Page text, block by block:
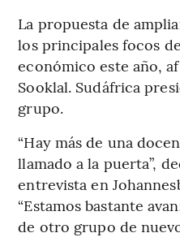
La propuesta de
los principales focos
económico este año,
Sooklal. Sudáfrica
grupo.
“Hay más de una
llamado a la puerta”,
entrevista en
“Estamos bastante
de otro grupo de